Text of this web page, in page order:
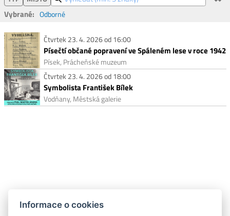
Vybrané: Odborné
Čtvrtek 23. 4. 2026 od 16:00
Písečtí občané popravení ve Spáleném lese v roce 1942
Písek, Prácheňské muzeum
Čtvrtek 23. 4. 2026 od 18:00
Symbolista František Bílek
Vodňany, Městská galerie
Informace o cookies